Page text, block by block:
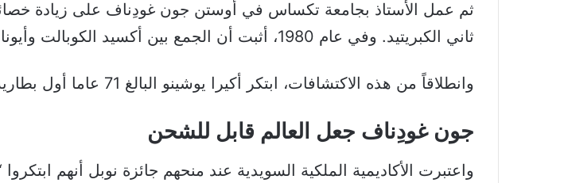
ثم عمل الأستاذ بجامعة تكساس في أوستن جون غودِناف على زيادة
ثاني الكبريتيد. وفي عام 1980، أثبت أن الجمع بين أكسيد الكوبالت وأيونات الليثيوم يمكن أن ينتج ما يصل إلى أربعة فولتات.
وانطلاقاً من هذه الاكتشافات، ابتكر أكيرا يوشينو البالغ 71 عاما أول بطارية تجارية عام 1985.
جون غودِناف جعل العالم قابل للشحن
واعتبرت الأكاديمية الملكية السويدية عند منحهم جائزة نوبل أنهم ابتكروا